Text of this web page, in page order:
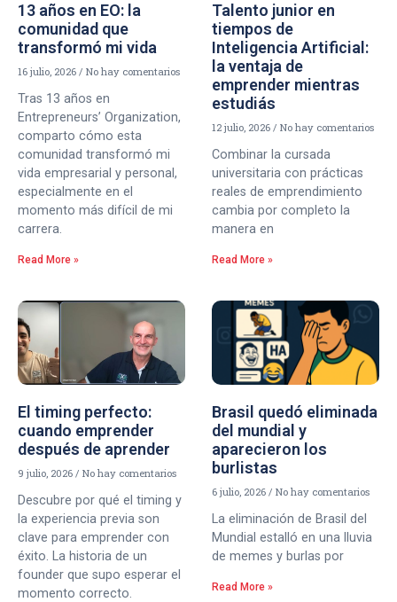
13 años en EO: la
comunidad que
transformó mi vida
16 julio, 2026 No hay comentarios
Tras 13 años en
Entrepreneurs’ Organization,
comparto cómo esta
comunidad transformó mi
vida empresarial y personal,
especialmente en el
momento más difícil de mi
carrera.
Read More »
Talento junior en
tiempos de
Inteligencia Artificial:
la ventaja de
emprender mientras
estudiás
12 julio, 2026 No hay comentarios
Combinar la cursada
universitaria con prácticas
reales de emprendimiento
cambia por completo la
manera en
Read More »
El timing perfecto:
cuando emprender
después de aprender
9 julio, 2026 No hay comentarios
Descubre por qué el timing y
la experiencia previa son
clave para emprender con
éxito. La historia de un
founder que supo esperar el
momento correcto.
Brasil quedó eliminada
del mundial y
aparecieron los
burlistas
6 julio, 2026 No hay comentarios
La eliminación de Brasil del
Mundial estalló en una lluvia
de memes y burlas por
Read More »